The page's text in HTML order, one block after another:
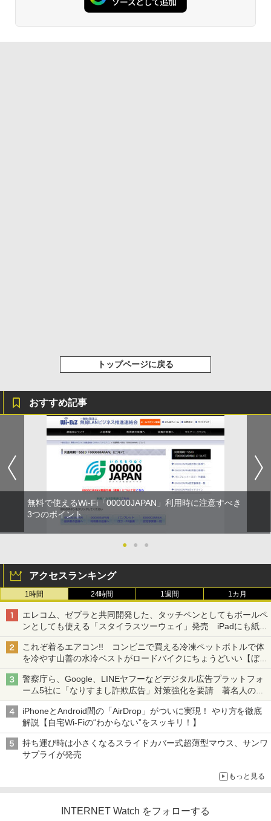
トップページに戻る
おすすめ記事
無料で使えるWi-Fi「00000JAPAN」利用時に注意すべき
3つのポイント
● ● ●
アクセスランキング
1時間 24時間 1週間 1カ月
エレコム、ゼブラと共同開発した、タッチペンとしてもボールペ
ンとしても使える「スタイラスツーウェイ」発売 iPadにも紙に
も、持ち替えずに書き込める
これぞ着るエアコン!! コンビニで買える冷凍ペットボトルで体
を冷やす山善の水冷ベストがロードバイクにちょうどいい【ぼっ
ち・ざ・ろーど！その14】【空いた時間でなにしてる？】
警察庁ら、Google、LINEヤフーなどデジタル広告プラットフォ
ーム5社に「なりすまし詐欺広告」対策強化を要請 著名人の写
真や映像を使った投資詐欺などへの対策として
iPhoneとAndroid間の「AirDrop」がついに実現！ やり方を徹底
解説【自宅Wi-Fiの“わからない”をスッキリ！】
持ち運び時は小さくなるスライドカバー式超薄型マウス、サンワ
サプライが発売
もっと見る
INTERNET Watch をフォローする